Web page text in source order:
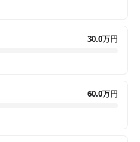
30.0万円
60.0万円